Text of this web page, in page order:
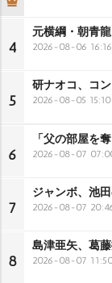
4
元横綱・朝青
2026-08-06 16:16
5
研ナオコ、コ
2026-08-05 15:10
6
「父の部屋を
2026-08-07
7
ジャンボ、池
2026-08-07
8
島津亜矢、葛
2026-08-07